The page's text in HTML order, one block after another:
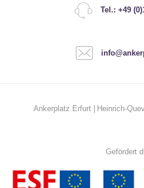
Tel.: +49
Ankerplatz Erfurt | Heinrich-
Gefördert